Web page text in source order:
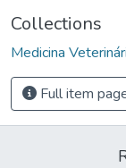
Collections
Medicina
Full item